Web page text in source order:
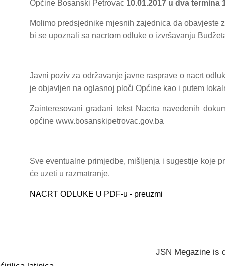
Općine Bosanski Petrovac 10.01.2017 u dva termina
Molimo predsjednike mjesnih zajednica da obavjeste
bi se upoznali sa nacrtom odluke o izvršavanju
Javni poziv za održavanje javne rasprave o nacrt
je objavljen na oglasnoj ploči Općine kao i putem
Zainteresovani građani tekst Nacrta navedenih
općine www.bosanskipetrovac.gov.ba
Sve eventualne primjedbe, mišljenja i sugestije koje
će uzeti u razmatranje.
NACRT ODLUKE U PDF-u - preuzmi
JSN Megazine is